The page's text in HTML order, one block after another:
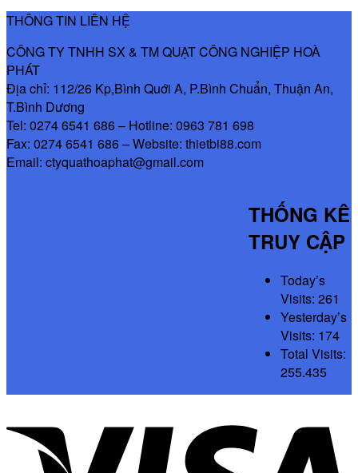
THÔNG TIN LIÊN HỆ
CÔNG TY TNHH SX & TM QUẠT CÔNG NGHIỆP HOÀ
PHÁT
Địa chỉ: 112/26 Kp,Bình Quới A, P.Bình Chuẩn, Thuận An,
T.Bình Dương
Tel: 0274 6541 686 – Hotline: 0963 781 698
Fax: 0274 6541 686 – Website: thietbi88.com
Email: ctyquathoaphat@gmail.com
THỐNG KÊ
TRUY CẬP
Today’s
Visits: 261
Yesterday’s
Visits: 174
Total Visits:
255.435